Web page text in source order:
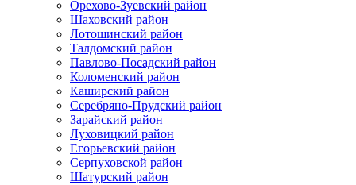
Орехово-Зуевский район
Шаховский район
Лотошинский район
Талдомский район
Павлово-Посадский район
Коломенский район
Каширский район
Серебряно-Прудский район
Зарайский район
Луховицкий район
Егорьевский район
Серпуховской район
Шатурский район